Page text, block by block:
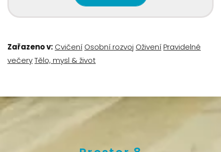
Zařazeno v: Cvičení Osobní rozvoj OživeníPravidelné
večeryTělo, mysl & život